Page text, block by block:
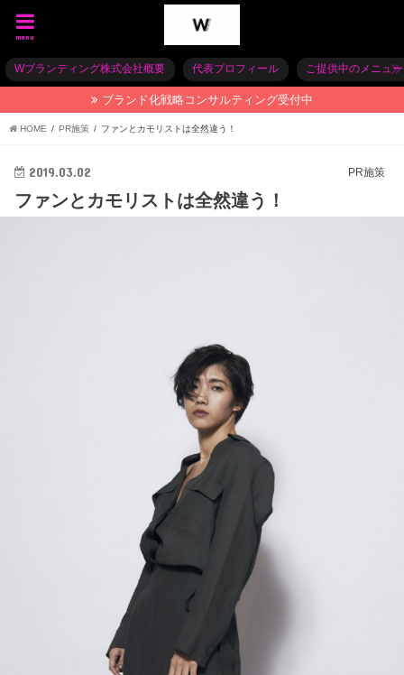
menu
Wブランディング株式会社概要 代表プロフィール ご提供中のメニュー
ブランド化戦略コンサルティング受付中
HOME PR施策 ファンとカモリストは全然違う！
PR施策
2019.03.02
ファンとカモリストは全然違う！